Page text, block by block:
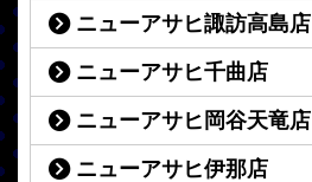
ニューアサヒ諏訪高島店
ニューアサヒ千曲店
ニューアサヒ岡谷天竜店
ニューアサヒ伊那店